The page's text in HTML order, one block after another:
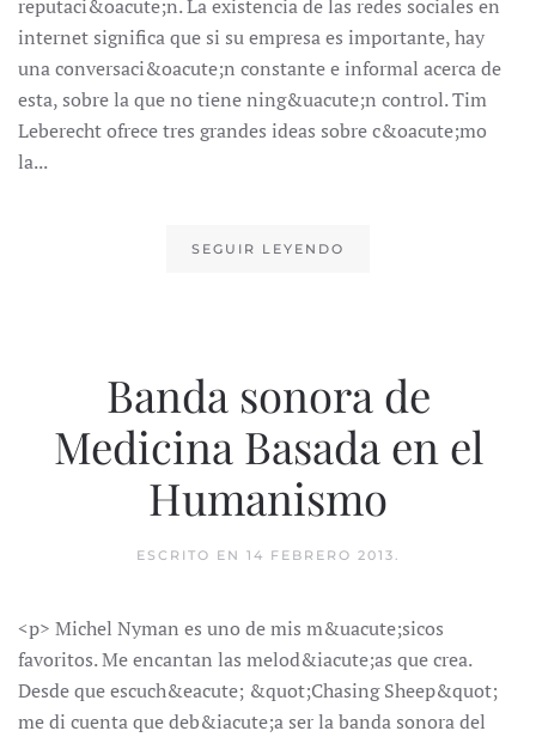
reputaci&oacute;n. La existencia de las redes sociales en
internet significa que si su empresa es importante, hay
una conversaci&oacute;n constante e informal acerca de
esta, sobre la que no tiene ning&uacute;n control. Tim
Leberecht ofrece tres grandes ideas sobre c&oacute;mo
la...
SEGUIR LEYENDO
Banda sonora de
Medicina Basada en el
Humanismo
ESCRITO EN 14 FEBRERO 2013.
<p> Michel Nyman es uno de mis m&uacute;sicos
favoritos. Me encantan las melod&iacute;as que crea.
Desde que escuch&eacute; &quot;Chasing Sheep&quot;
me di cuenta que deb&iacute;a ser la banda sonora del